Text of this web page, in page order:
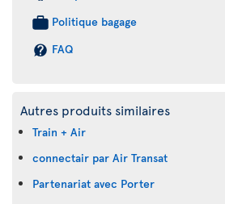
Politique bagage
FAQ
Autres produits similaires
Train + Air
connectair par Air Transat
Partenariat avec Porter